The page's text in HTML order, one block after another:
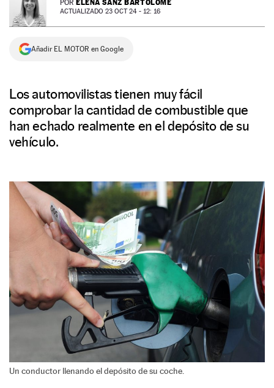
NEWSLETTER
SÍGUENOS
POR ELENA SANZ BARTOLOMÉ
ACTUALIZADO 23 OCT 24 - 12: 16
Añadir EL MOTOR en Google
Los automovilistas tienen muy fácil
comprobar la cantidad de combustible que
han echado realmente en el depósito de su
vehículo.
Un conductor llenando el depósito de su coche.